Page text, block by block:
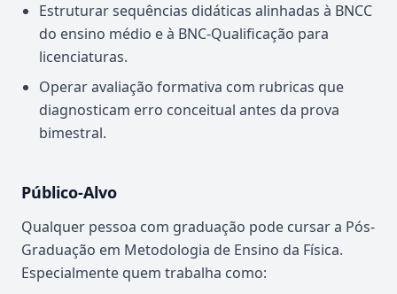
Estruturar sequências didáticas alinhadas à BNCC
do ensino médio e à BNC-Qualificação para
licenciaturas.
Operar avaliação formativa com rubricas que
diagnosticam erro conceitual antes da prova
bimestral.
Público-Alvo
Qualquer pessoa com graduação pode cursar a Pós-
Graduação em Metodologia de Ensino da Física.
Especialmente quem trabalha como: